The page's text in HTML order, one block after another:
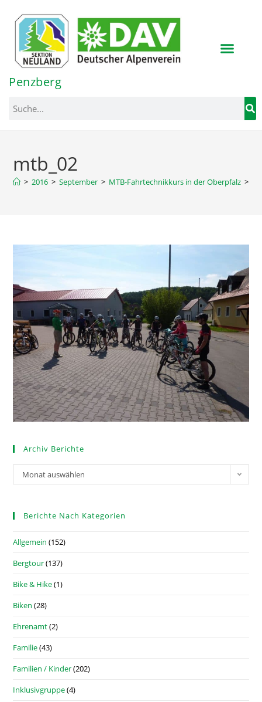
springen
Penzberg
mtb_02
> 2016 > September > MTB-Fahrtechnikkurs in der Oberpfalz >
Archiv Berichte
Monat auswählen
Berichte Nach Kategorien
Allgemein (152)
Bergtour(137)
Bike & Hike(1)
Biken (28)
Ehrenamt(2)
Familie(43)
Familien / Kinder(202)
Inklusivgruppe(4)